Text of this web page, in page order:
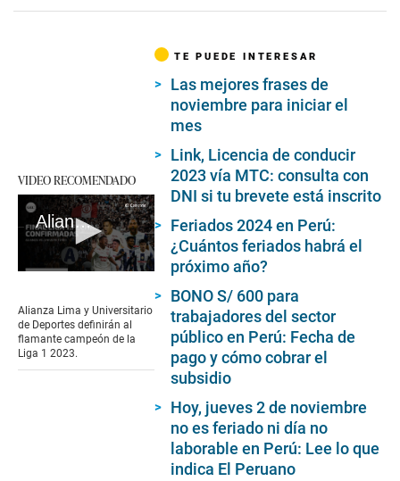
VIDEO RECOMENDADO
Alianza Lima vs. Universitario: fechas y horarios confirmados de las finales de la Liga 1
of
1
minute,
50
seconds
Alianza Lima y Universitario
de Deportes definirán al
flamante campeón de la
Liga 1 2023.
TE PUEDE INTERESAR
Las mejores frases de
noviembre para iniciar el
mes
Link, Licencia de conducir
2023 vía MTC: consulta con
DNI si tu brevete está inscrito
Feriados 2024 en Perú:
¿Cuántos feriados habrá el
próximo año?
BONO S/ 600 para
trabajadores del sector
público en Perú: Fecha de
pago y cómo cobrar el
subsidio
Hoy, jueves 2 de noviembre
no es feriado ni día no
laborable en Perú: Lee lo que
indica El Peruano